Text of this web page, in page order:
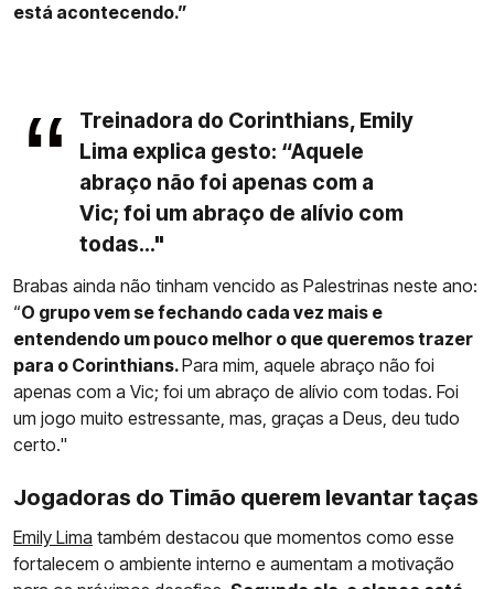
está acontecendo.”
Treinadora do Corinthians, Emily
Lima explica gesto: “Aquele
abraço não foi apenas com a
Vic; foi um abraço de alívio com
todas..."
Brabas ainda não tinham vencido as Palestrinas neste ano:
“O grupo vem se fechando cada vez mais e
entendendo um pouco melhor o que queremos trazer
para o Corinthians.Para mim, aquele abraço não foi
apenas com a Vic; foi um abraço de alívio com todas. Foi
um jogo muito estressante, mas, graças a Deus, deu tudo
certo."
Jogadoras do Timão querem levantar taças
Emily Lima também destacou que momentos como esse
fortalecem o ambiente interno e aumentam a motivação